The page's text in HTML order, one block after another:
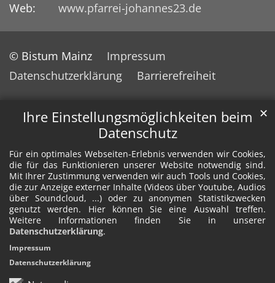
Ihre Einstellungsmöglichkeiten beim
Datenschutz
Für ein optimales Webseiten-Erlebnis verwenden wir Cookies,
die für das Funktionieren unserer Website notwendig sind.
Mit Ihrer Zustimmung verwenden wir auch Tools und Cookies,
die zur Anzeige externer Inhalte (Videos über Youtube, Audios
über Soundcloud, ...) oder zu anonymen Statistikzwecken
genutzt werden. Hier können Sie eine Auswahl treffen.
Weitere Informationen finden Sie in unserer
Datenschutzerklärung.
✕
Impressum
Datenschutzerklärung
Web:
www.pfarrei-johannes23.de
© Bistum Mainz
Impressum
Datenschutzerklärung
Barrierefreiheit